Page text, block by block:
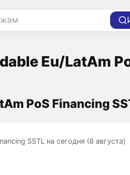
Eu/LatAm
PoS Financing
SSTL на сегодня (8 августа)